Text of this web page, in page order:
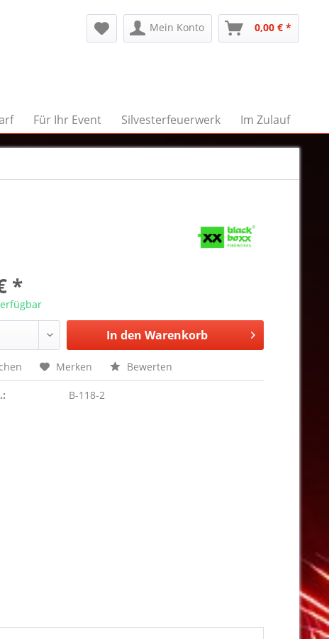
Mein Konto 0,00 € *
Für Ihr Event Silvesterfeuerwerk Im Zulauf
*
In den Warenkorb
Merken Bewerten
B-118-2